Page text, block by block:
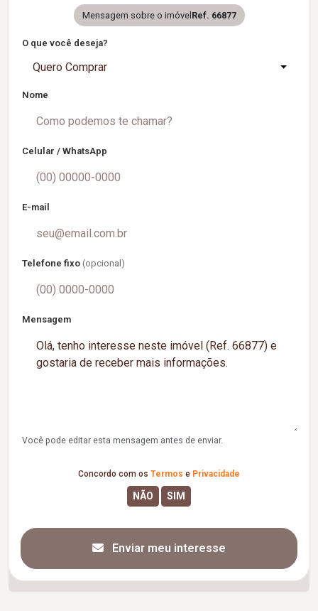
Mensagem sobre o imóvel Ref. 66877
O que você deseja?
Quero Comprar
Nome
Celular / WhatsApp
E-mail
Telefone fixo (opcional)
Mensagem
Você pode editar esta mensagem antes de enviar.
Concordo com os Termos e Privacidade
Enviar meu interesse